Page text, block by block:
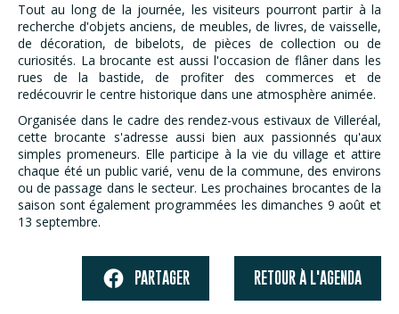
Tout au long de la journée, les visiteurs pourront partir à la
recherche d'objets anciens, de meubles, de livres, de vaisselle,
de décoration, de bibelots, de pièces de collection ou de
curiosités. La brocante est aussi l'occasion de flâner dans les
rues de la bastide, de profiter des commerces et de
redécouvrir le centre historique dans une atmosphère animée.
Organisée dans le cadre des rendez-vous estivaux de Villeréal,
cette brocante s'adresse aussi bien aux passionnés qu'aux
simples promeneurs. Elle participe à la vie du village et attire
chaque été un public varié, venu de la commune, des environs
ou de passage dans le secteur. Les prochaines brocantes de la
saison sont également programmées les dimanches 9 août et
13 septembre.
PARTAGER RETOUR À L'AGENDA